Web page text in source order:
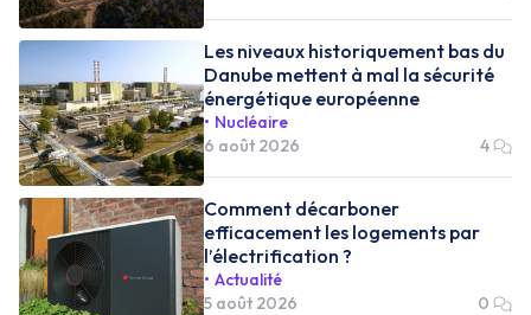
Les niveaux historiquement bas du
Danube mettent à mal la sécurité
énergétique européenne
Nucléaire
6 août 2026
4
Comment décarboner
efficacement les logements par
l’électrification ?
Actualité
5 août 2026
0